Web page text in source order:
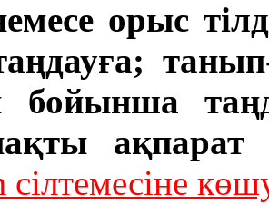
орыс
бойынша
ақпарат
сілтемесіне